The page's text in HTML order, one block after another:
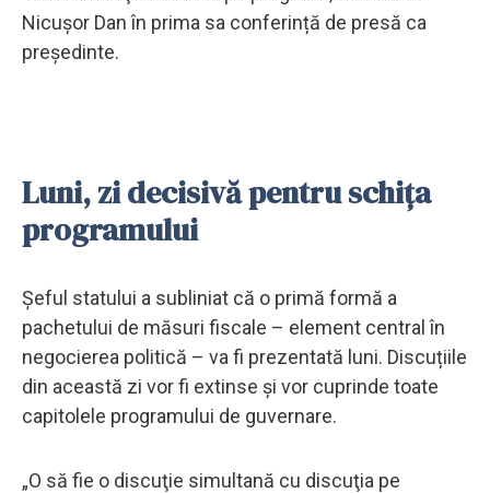
Nicușor Dan în prima sa conferință de presă ca
președinte.
Luni, zi decisivă pentru schița
programului
Șeful statului a subliniat că o primă formă a
pachetului de măsuri fiscale – element central în
negocierea politică – va fi prezentată luni. Discuțiile
din această zi vor fi extinse și vor cuprinde toate
capitolele programului de guvernare.
„O să fie o discuţie simultană cu discuţia pe